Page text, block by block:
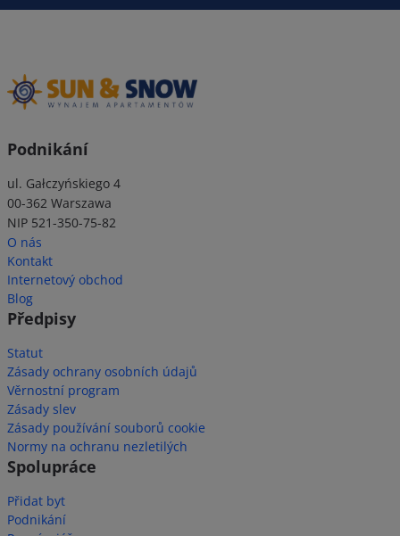
Podnikání
ul. Gałczyńskiego 4
00-362 Warszawa
NIP 521-350-75-82
O nás
Kontakt
Internetový obchod
Blog
Předpisy
Statut
Zásady ochrany osobních údajů
Věrnostní program
Zásady slev
Zásady používání souborů cookie
Normy na ochranu nezletilých
Spolupráce
Přidat byt
Podnikání